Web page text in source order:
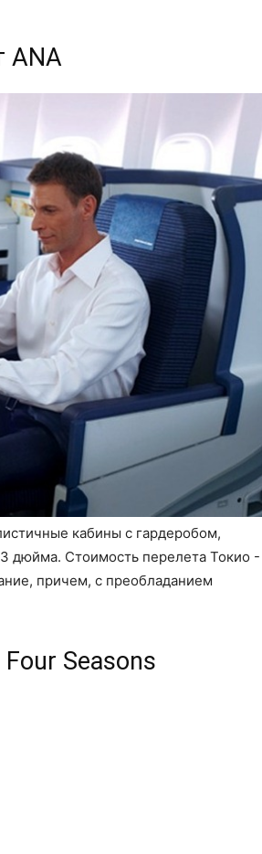
ANA
кабины с гардеробом,
дюйма. Стоимость перелета Токио -
причем, с преобладанием
Seasons